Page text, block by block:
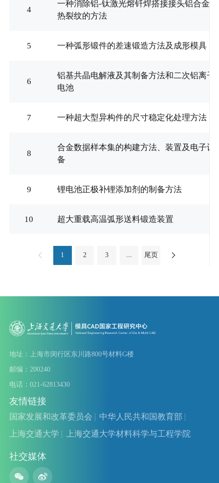
4
一种消除铝-钛激光熔钎焊搭接接头铝合金
热裂纹的方法
5 一种弧形锻件的差速锻造方法及成形模具
6
铝基共晶电解液及其制备方法和二次铝离子
电池
7 一种超大型异构件的尺寸稳定化处理方法
8
合金数据样本集的构建方法、装置及电子设
备
9 锂电池正极补锂添加剂的制备方法
10 超大重载高温弧形送料锻造装置
 1 2 3 ... 尾页 
地址：上海市闵行区东川路800号材料G楼
邮编：200240
电话：021-62813430
友情链接
国家发展和改革委员会
中华人民共和国教育部
上海交通大学
上海交通大学材料科学与工程学院
社交媒体